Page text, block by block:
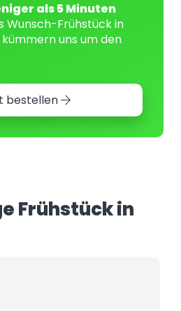
als 5 Minuten
Wunsch-Frühstück in
uns um den
bestellen
Frühstück in